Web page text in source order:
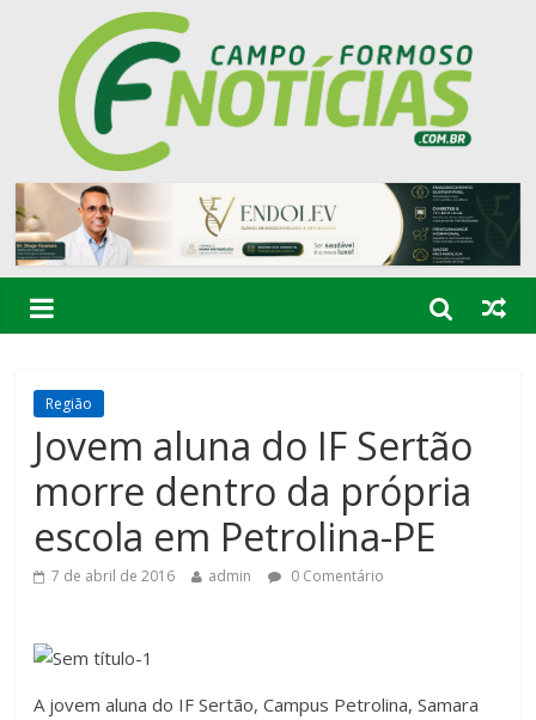
Região
Jovem aluna do IF Sertão
morre dentro da própria
escola em Petrolina-PE
7 de abril de 2016 admin 0 Comentário
A jovem aluna do IF Sertão, Campus Petrolina, Samara